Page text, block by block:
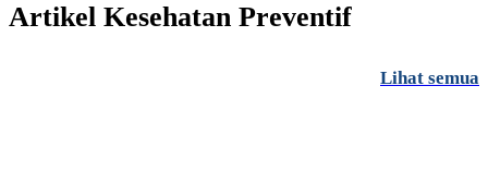
Artikel Kesehatan Preventif
Lihat semua